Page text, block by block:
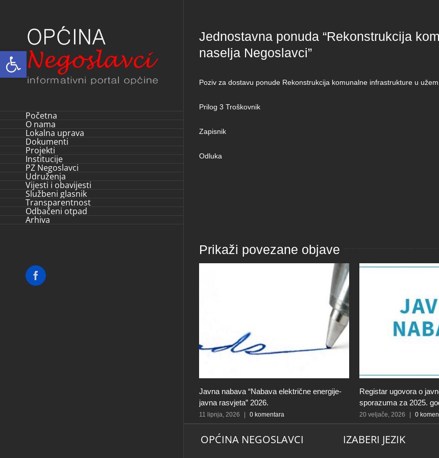
Open toolbar
Početna
O nama
Lokalna uprava
Dokumenti
Projekti
Institucije
PZ Negoslavci
Udruženja
Vijesti i obavijesti
Službeni glasnik
Transparentnost
Odbačeni otpad
Arhiva
Facebook
Jednostavna ponuda “Rekonstrukcija
naselja Negoslavci”
Poziv za dostavu ponude Rekonstrukcija komunalne infrastrukture u
Prilog 3 Troškovnik
Zapisnik
Odluka
Prikaži povezane objave
Javna nabava “Nabava električne energije-
javna rasvjeta” 2026.
11 lipnja, 2026 0 komentara
Registar ugovora o
sporazuma za 2025.
20 veljače, 2026 0
OPĆINA NEGOSLAVCI IZABERI JEZIK